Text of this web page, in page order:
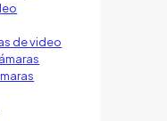
de video